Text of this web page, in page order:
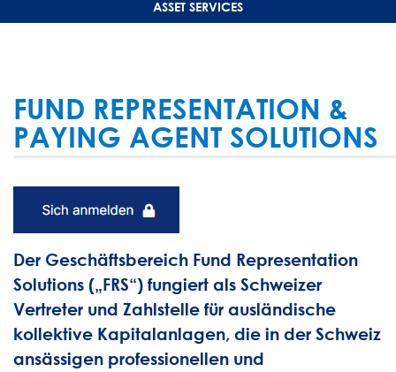
ASSET SERVICES
FUND REPRESENTATION &
PAYING AGENT SOLUTIONS
Der Geschäftsbereich Fund Representation
Solutions („FRS“) fungiert als Schweizer
Vertreter und Zahlstelle für ausländische
kollektive Kapitalanlagen, die in der Schweiz
ansässigen professionellen und